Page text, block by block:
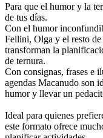
Para que el humor y la
de tus días.
Con el humor
Fellini, Olga y el resto de
transforman la
de ternura.
Con consignas, frases e
agendas Macanudo son
humor y llevar un
Ideal para quienes
este formato ofrece